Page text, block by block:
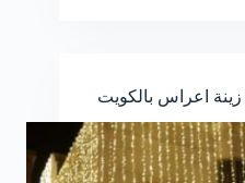
زينة اعراس بالكويت